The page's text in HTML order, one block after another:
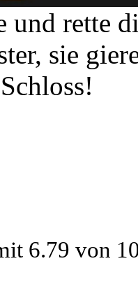
und rette
sie
6.79 von